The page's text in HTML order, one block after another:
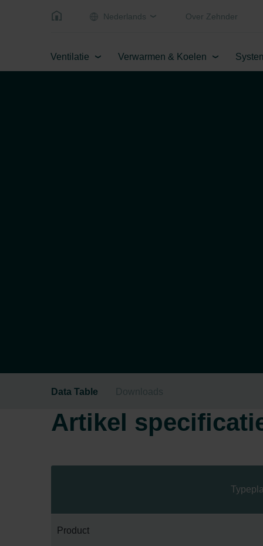
Nederlands Over Zehnder
Ventilatie Verwarmen & Koelen
Data Table Downloads
Artikel
Product